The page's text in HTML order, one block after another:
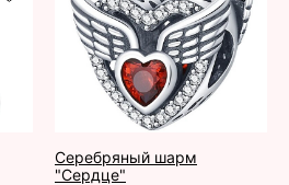
Серебряный шарм
"Сердце"